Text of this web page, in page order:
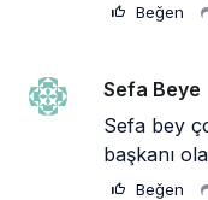
Beğen
Sefa Beye
Sefa bey
başkanı
Beğen